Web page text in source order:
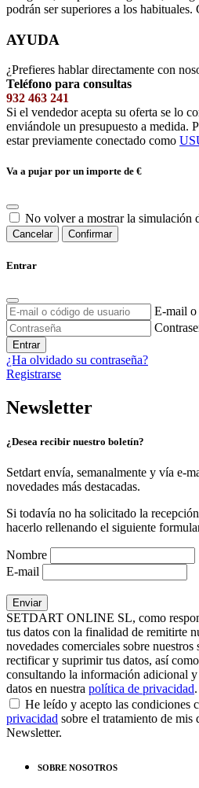
podrán ser superiores a los
AYUDA
¿Prefieres hablar directamente con
Teléfono para consultas
932 463 241
Si el vendedor acepta su oferta se lo
enviándole un presupuesto a medida.
estar previamente conectado como
Va a pujar por un importe de €
No volver a mostrar la simulación
Cancelar Confirmar
Entrar
E-mail o
Entrar
¿Ha olvidado su contraseña?
Registrarse
Newsletter
¿Desea recibir nuestro boletín?
Setdart envía, semanalmente y vía e-
novedades más destacadas.
Si todavía no ha solicitado la
hacerlo rellenando el siguiente
Nombre
E-mail
SETDART ONLINE SL, como
tus datos con la finalidad de remitirte
novedades comerciales sobre nuestros
rectificar y suprimir tus datos, así
consultando la información adicional
datos en nuestra política de privacidad.
He leído y acepto las condiciones
privacidad sobre el tratamiento de mis
Newsletter.
SOBRE NOSOTROS